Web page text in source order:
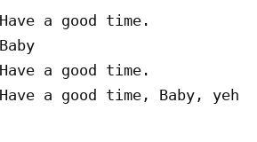
a good time.
a good time.